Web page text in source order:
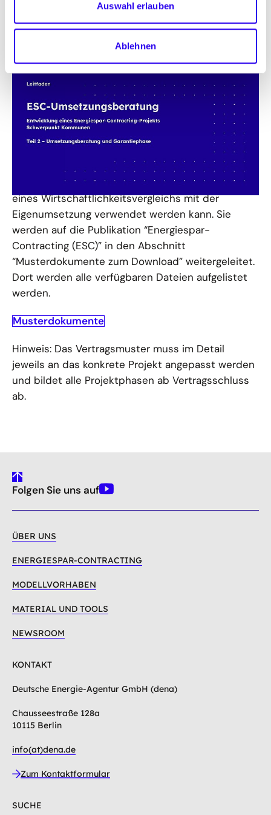
Auswahl erlauben
Ablehnen
ESC-Umsetzungsberatung
Im Leitfaden zur Umsetzungsberatung im ESC
wird die zweite Phase zur Durchführung eines
Energiespar-Contracting-Projekts beschrieben.
Zusammen mit demLeitfaden Energiespar-
Contracting (ESC) stellen wir Musterdokumente
zur Verfügung, u. a. einen
Einspargarantievertrag
(Vertragsmuster) mit Anlagen
sowie ein
Tool zur Angebotsbewertung,
das zur Erstellung
eines Wirtschaftlichkeitsvergleichs mit der
Eigenumsetzung verwendet werden kann. Sie
werden auf die Publikation “Energiespar-
Contracting (ESC)” in den Abschnitt
“Musterdokumente zum Download” weitergeleitet.
Dort werden alle verfügbaren Dateien aufgelistet
werden.
Musterdokumente
Hinweis: Das Vertragsmuster muss im Detail
jeweils an das konkrete Projekt angepasst werden
und bildet alle Projektphasen ab Vertragsschluss
ab.
gehe
nach
Folgen Sie uns aufYoutube
ÜBER UNS
ENERGIESPAR-CONTRACTING
MODELLVORHABEN
MATERIAL UND TOOLS
NEWSROOM
KONTAKT
Deutsche Energie-Agentur GmbH (dena)
Chausseestraße 128a
10115 Berlin
info(at)dena.de
Zum Kontaktformular
SUCHE